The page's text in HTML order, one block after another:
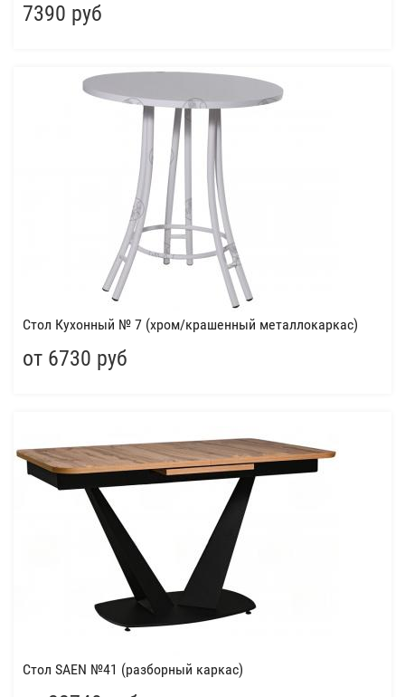
7390 руб
Стол Кухонный № 7 (хром/крашенный металлокаркас)
от 6730 руб
Cтол SAEN №41 (разборный каркас)